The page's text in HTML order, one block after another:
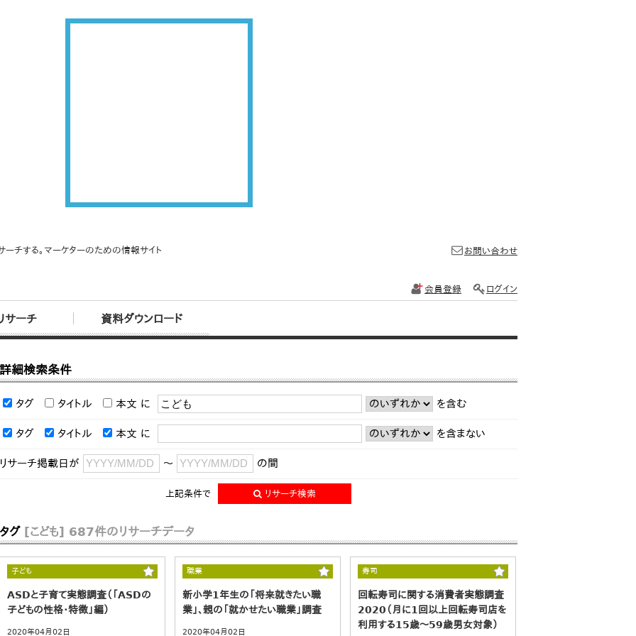
ーチする。マーケターのための情報サイト
サーチ 資料ダウンロード
お問い合わせ
会員登録 ログイン
詳細検索条件
タグ タイトル 本文 に を含む
タグ タイトル 本文 に を含まない
リサーチ掲載日が ～ の間
上記条件で リサーチ検索
タグ [こども] 687件のリサーチデータ
子ども
ASDと子育て実態調査（「ASDの
子どもの性格・特徴」編）
2020年04月02日
職業
新小学1年生の「将来就きたい職
業」、親の「就かせたい職業」調査
2020年04月02日
寿司
回転寿司に関する消費者実態調査
2020（月に1回以上回転寿司店を
利用する15歳～59歳男女対象）